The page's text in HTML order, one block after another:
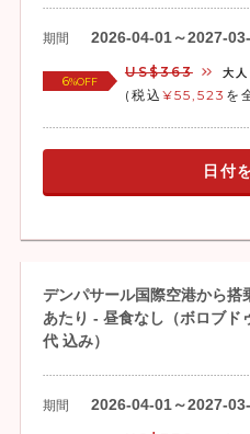
期間 2026-04-01～2027-
6%OFF
US$363 大人
(税込 ¥55,523 を
日付
デンパサール国際空港から搭
あたり - 昼食なし（ボロブド
代 込み）
期間 2026-04-01～2027-